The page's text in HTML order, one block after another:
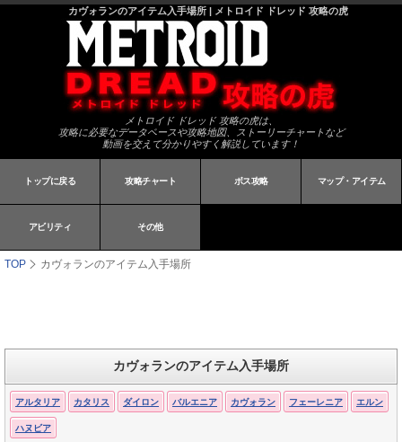
カヴォランのアイテム入手場所 | メトロイド ドレッド 攻略の虎
メトロイド ドレッド 攻略の虎は、
攻略に必要なデータベースや攻略地図、ストーリーチャートなど
動画を交えて分かりやすく解説しています！
トップに戻る 攻略チャート ボス攻略 マップ・アイテム
アビリティ その他
TOP カヴォランのアイテム入手場所
カヴォランのアイテム入手場所
アルタリア カタリス ダイロン バルエニア カヴォラン フェーレニア エルン
ハヌビア